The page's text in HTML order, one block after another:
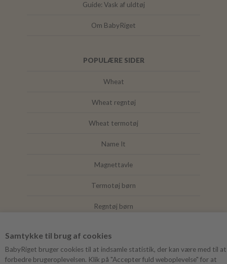
Samtykke til brug af cookies
BabyRiget bruger cookies til at indsamle statistik, der kan være med til at
forbedre brugeroplevelsen. Klik på "Accepter fuld weboplevelse" for at
Guide: Vask af uldtøj
Om BabyRiget
POPULÆRE SIDER
Wheat
Wheat regntøj
Wheat termotøj
Name It
Magnettavle
Termotøj børn
Regntøj børn
Mushie